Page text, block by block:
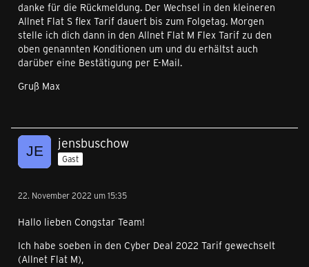
danke für die Rückmeldung. Der Wechsel in den kleineren
Allnet Flat S flex Tarif dauert bis zum Folgetag. Morgen
stelle ich dich dann in den Allnet Flat M Flex Tarif zu den
oben genannten Konditionen um und du erhältst auch
darüber eine Bestätigung per E-Mail.
Gruß Max
jensbuschow
Gast
22. November 2022 um 15:35
Hallo lieben Congstar Team!
Ich habe soeben in den Cyber Deal 2022 Tarif gewechselt
(Allnet Flat M),